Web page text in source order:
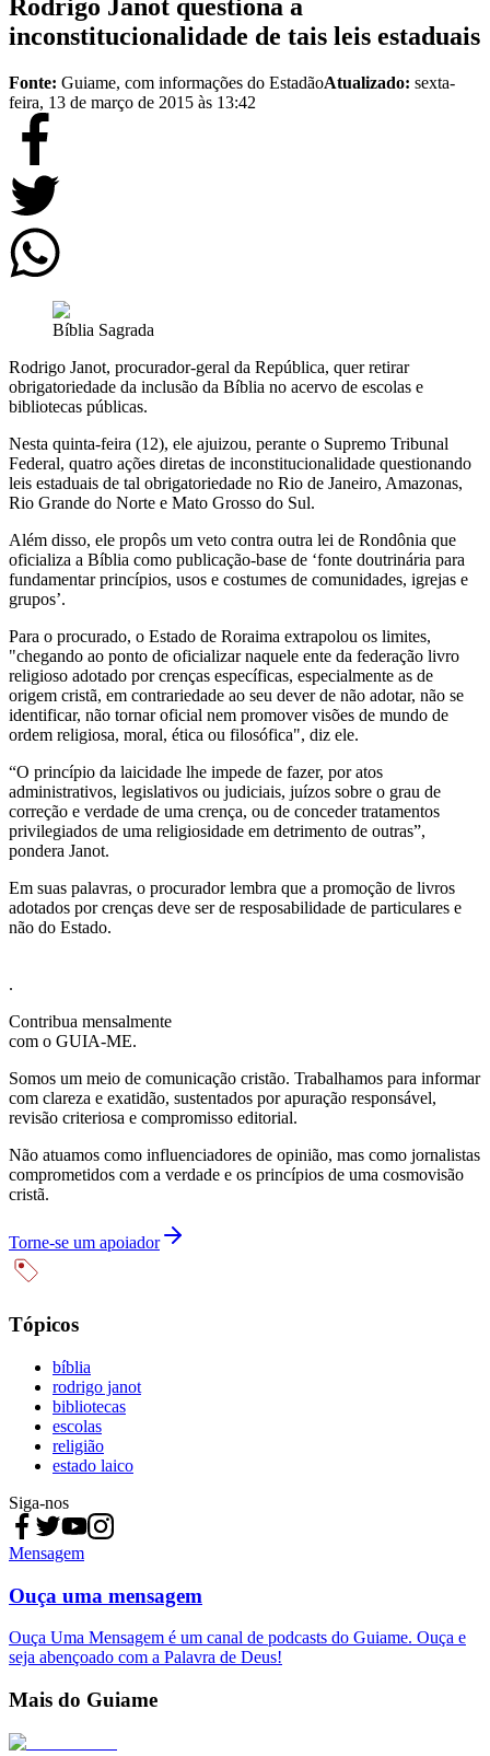
Rodrigo Janot questiona a
inconstitucionalidade de tais leis estaduais
Fonte: Guiame, com informações do EstadãoAtualizado: sexta-
feira, 13 de março de 2015 às 13:42
Bíblia Sagrada
Rodrigo Janot, procurador-geral da República, quer retirar
obrigatoriedade da inclusão da Bíblia no acervo de escolas e
bibliotecas públicas.
Nesta quinta-feira (12), ele ajuizou, perante o Supremo Tribunal
Federal, quatro ações diretas de inconstitucionalidade questionando
leis estaduais de tal obrigatoriedade no Rio de Janeiro, Amazonas,
Rio Grande do Norte e Mato Grosso do Sul.
Além disso, ele propôs um veto contra outra lei de Rondônia que
oficializa a Bíblia como publicação-base de ‘fonte doutrinária para
fundamentar princípios, usos e costumes de comunidades, igrejas e
grupos’.
Para o procurado, o Estado de Roraima extrapolou os limites,
"chegando ao ponto de oficializar naquele ente da federação livro
religioso adotado por crenças específicas, especialmente as de
origem cristã, em contrariedade ao seu dever de não adotar, não se
identificar, não tornar oficial nem promover visões de mundo de
ordem religiosa, moral, ética ou filosófica", diz ele.
“O princípio da laicidade lhe impede de fazer, por atos
administrativos, legislativos ou judiciais, juízos sobre o grau de
correção e verdade de uma crença, ou de conceder tratamentos
privilegiados de uma religiosidade em detrimento de outras”,
pondera Janot.
Em suas palavras, o procurador lembra que a promoção de livros
adotados por crenças deve ser de resposabilidade de particulares e
não do Estado.
.
Contribua mensalmente
com o GUIA-ME.
Somos um meio de comunicação cristão. Trabalhamos para informar
com clareza e exatidão, sustentados por apuração responsável,
revisão criteriosa e compromisso editorial.
Não atuamos como influenciadores de opinião, mas como jornalistas
comprometidos com a verdade e os princípios de uma cosmovisão
cristã.
Torne-se um apoiador
Tópicos
bíblia
rodrigo janot
bibliotecas
escolas
religião
estado laico
Siga-nos
Mensagem
Ouça uma mensagem
Ouça Uma Mensagem é um canal de podcasts do Guiame. Ouça e
seja abençoado com a Palavra de Deus!
Mais do Guiame